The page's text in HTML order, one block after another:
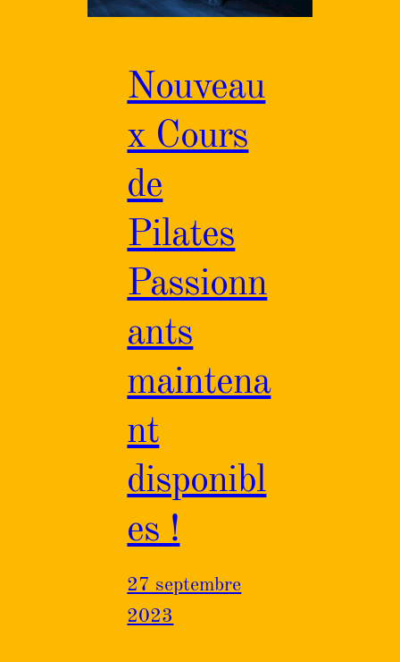
Nouveau
x Cours
de
Pilates
Passionn
ants
maintena
nt
disponibl
es !
27 septembre
2023